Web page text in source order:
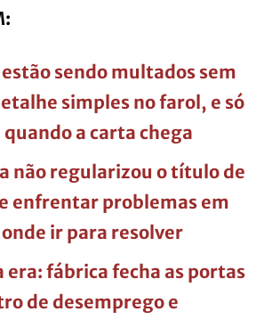
sendo multados sem
simples no farol, e só
a carta chega
não regularizou o título de
enfrentar problemas em
ir para resolver
era: fábrica fecha as portas
de desemprego e